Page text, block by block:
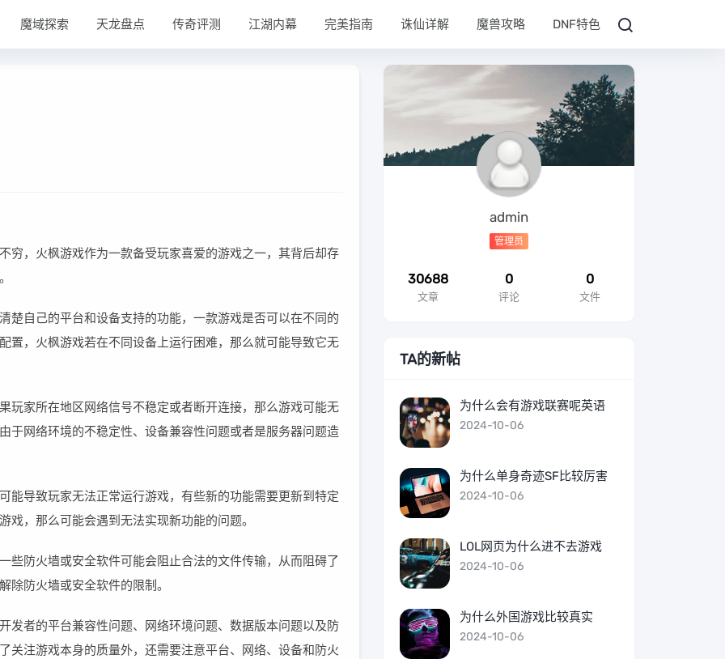
魔域探索 天龙盘点 传奇评测 江湖内幕 完美指南 诛仙详解 魔兽攻略 DNF特色
穷，火枫游戏作为一款备受玩家喜爱的游戏之一，其背后却存
楚自己的平台和设备支持的功能，一款游戏是否可以在不同的
置，火枫游戏若在不同设备上运行困难，那么就可能导致它无
玩家所在地区网络信号不稳定或者断开连接，那么游戏可能无
于网络环境的不稳定性、设备兼容性问题或者是服务器问题造
能导致玩家无法正常运行游戏，有些新的功能需要更新到特定
，那么可能会遇到无法实现新功能的问题。
些防火墙或安全软件可能会阻止合法的文件传输，从而阻碍了
除防火墙或安全软件的限制。
发者的平台兼容性问题、网络环境问题、数据版本问题以及防
关注游戏本身的质量外，还需要注意平台、网络、设备和防火
admin
管理员
30688
文章
0
评论
0
文件
TA的新帖
为什么会有游戏联赛呢英语
2024-10-06
为什么单身奇迹SF比较厉害
2024-10-06
LOL网页为什么进不去游戏
2024-10-06
为什么外国游戏比较真实
2024-10-06